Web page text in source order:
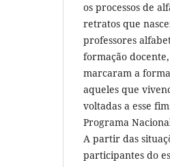
os processos de
retratos que
professores
formação
marcaram a
aqueles que
voltadas a esse
Programa
A partir das
participantes do